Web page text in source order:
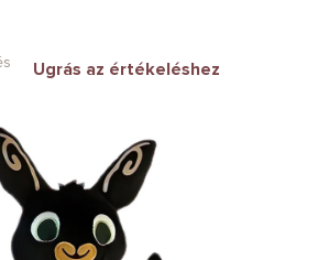
Ugrás az értékeléshez